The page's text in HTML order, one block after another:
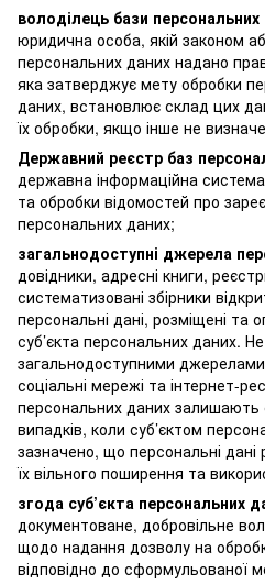
володілець бази персональних
юридична особа, якій законом
персональних даних надано
яка затверджує мету обробки
даних, встановлює склад цих
їх обробки, якщо інше не
Державний реєстр баз
державна інформаційна
та обробки відомостей про
персональних даних;
загальнодоступні джерела
довідники, адресні книги,
систематизовані збірники
персональні дані, розміщені та
суб’єкта персональних даних.
загальнодоступними
соціальні мережі та інтернет-
персональних даних залишають
випадків, коли суб’єктом
зазначено, що персональні дані
їх вільного поширення та
згода суб’єкта персональних
документоване, добровільне
щодо надання дозволу на
відповідно до сформульованої